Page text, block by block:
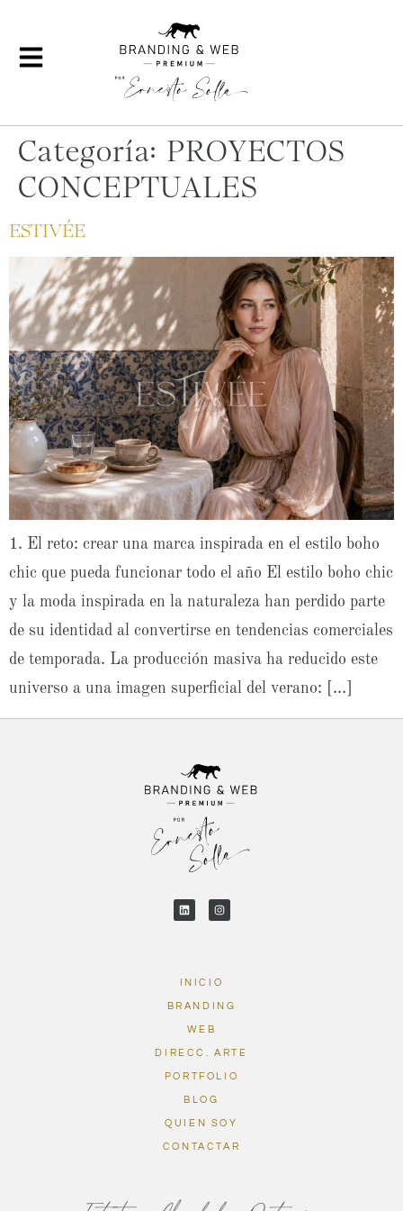
Categoría: PROYECTOS
CONCEPTUALES
ESTIVÉE
1. El reto: crear una marca inspirada en el estilo boho
chic que pueda funcionar todo el año El estilo boho chic
y la moda inspirada en la naturaleza han perdido parte
de su identidad al convertirse en tendencias comerciales
de temporada. La producción masiva ha reducido este
universo a una imagen superficial del verano: […]
INICIO
BRANDING
WEB
DIRECC. ARTE
PORTFOLIO
BLOG
QUIEN SOY
CONTACTAR